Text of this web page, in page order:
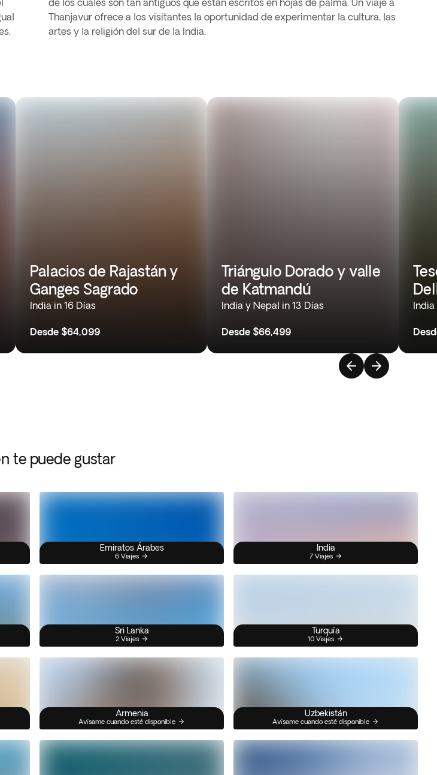
de los cuales son tan antiguos que están escritos en hojas de palma. Un viaje a
Thanjavur ofrece a los visitantes la oportunidad de experimentar la cultura, las
artes y la religión del sur de la India.
Palacios de Rajastán y
Ganges Sagrado
India in 16 Días
Desde $64,099
Triángulo Dorado y valle
de Katmandú
India y Nepal in 13 Días
Desde $66,499
India
te puede gustar
Emiratos Árabes
6 Viajes
India
7 Viajes
Sri Lanka
2 Viajes
Turquía
10 Viajes
Armenia
Avísame cuando esté disponible
Uzbekistán
Avísame cuando esté disponible